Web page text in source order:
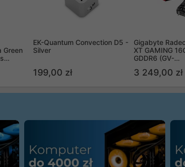
Green
EK-Quantum Convection D5 -
Silver
199,00 zł
Gigabyte
XT GAMING
GDDR6 (GV-
3 249,00 zł